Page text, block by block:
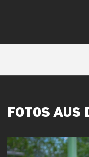
FOTOS AUS